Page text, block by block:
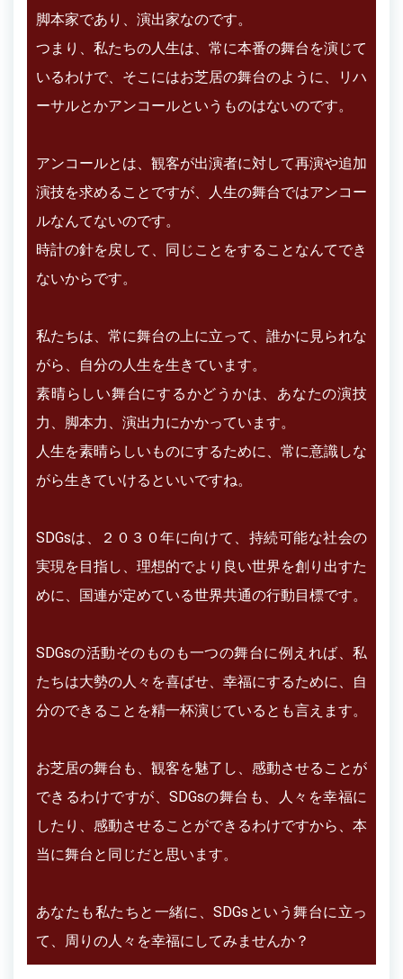
脚本家であり、演出家なのです。
つまり、私たちの人生は、常に本番の舞台を演じて
いるわけで、そこにはお芝居の舞台のように、リハ
ーサルとかアンコールというものはないのです。
アンコールとは、観客が出演者に対して再演や追加
演技を求めることですが、人生の舞台ではアンコー
ルなんてないのです。
時計の針を戻して、同じことをすることなんてでき
ないからです。
私たちは、常に舞台の上に立って、誰かに見られな
がら、自分の人生を生きています。
素晴らしい舞台にするかどうかは、あなたの演技
力、脚本力、演出力にかかっています。
人生を素晴らしいものにするために、常に意識しな
がら生きていけるといいですね。
SDGsは、２０３０年に向けて、持続可能な社会の
実現を目指し、理想的でより良い世界を創り出すた
めに、国連が定めている世界共通の行動目標です。
SDGsの活動そのものも一つの舞台に例えれば、私
たちは大勢の人々を喜ばせ、幸福にするために、自
分のできることを精一杯演じているとも言えます。
お芝居の舞台も、観客を魅了し、感動させることが
できるわけですが、SDGsの舞台も、人々を幸福に
したり、感動させることができるわけですから、本
当に舞台と同じだと思います。
あなたも私たちと一緒に、SDGsという舞台に立っ
て、周りの人々を幸福にしてみませんか？